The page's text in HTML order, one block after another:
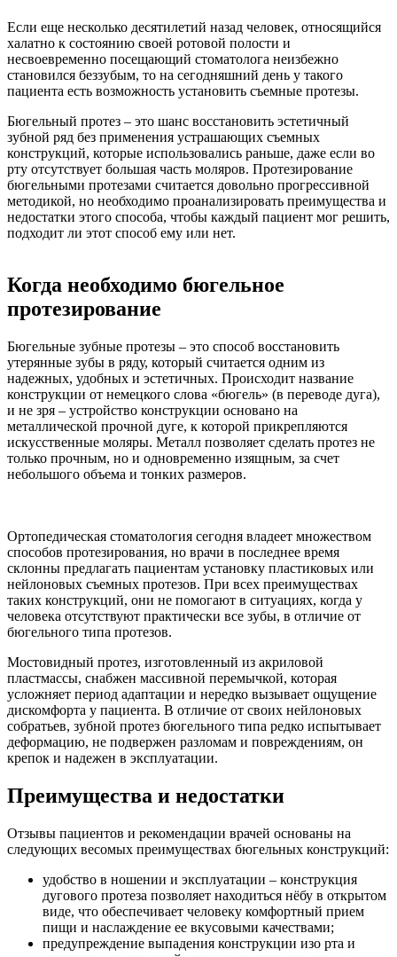
Если еще несколько десятилетий назад человек, относящийся
халатно к состоянию своей ротовой полости и
несвоевременно посещающий стоматолога неизбежно
становился беззубым, то на сегодняшний день у такого
пациента есть возможность установить съемные протезы.
Бюгельный протез – это шанс восстановить эстетичный
зубной ряд без применения устрашающих съемных
конструкций, которые использовались раньше, даже если во
рту отсутствует большая часть моляров. Протезирование
бюгельными протезами считается довольно прогрессивной
методикой, но необходимо проанализировать преимущества и
недостатки этого способа, чтобы каждый пациент мог решить,
подходит ли этот способ ему или нет.
Когда необходимо бюгельное
протезирование
Бюгельные зубные протезы – это способ восстановить
утерянные зубы в ряду, который считается одним из
надежных, удобных и эстетичных. Происходит название
конструкции от немецкого слова «бюгель» (в переводе дуга),
и не зря – устройство конструкции основано на
металлической прочной дуге, к которой прикрепляются
искусственные моляры. Металл позволяет сделать протез не
только прочным, но и одновременно изящным, за счет
небольшого объема и тонких размеров.
Ортопедическая стоматология сегодня владеет множеством
способов протезирования, но врачи в последнее время
склонны предлагать пациентам установку пластиковых или
нейлоновых съемных протезов. При всех преимуществах
таких конструкций, они не помогают в ситуациях, когда у
человека отсутствуют практически все зубы, в отличие от
бюгельного типа протезов.
Мостовидный протез, изготовленный из акриловой
пластмассы, снабжен массивной перемычкой, которая
усложняет период адаптации и нередко вызывает ощущение
дискомфорта у пациента. В отличие от своих нейлоновых
собратьев, зубной протез бюгельного типа редко испытывает
деформацию, не подвержен разломам и повреждениям, он
крепок и надежен в эксплуатации.
Преимущества и недостатки
Отзывы пациентов и рекомендации врачей основаны на
следующих весомых преимуществах бюгельных конструкций:
удобство в ношении и эксплуатации – конструкция
дугового протеза позволяет находиться нёбу в открытом
виде, что обеспечивает человеку комфортный прием
пищи и наслаждение ее вкусовыми качествами;
предупреждение выпадения конструкции изо рта и